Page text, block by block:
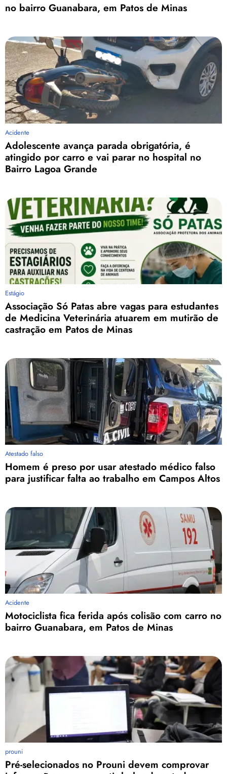
no bairro Guanabara, em Patos de Minas
Acidente
Adolescente avança parada obrigatória, é
atingido por carro e vai parar no hospital no
Bairro Lagoa Grande
Estágio
Associação Só Patas abre vagas para estudantes
de Medicina Veterinária atuarem em mutirão de
castração em Patos de Minas
Atestado falso
Homem é preso por usar atestado médico falso
para justificar falta ao trabalho em Campos Altos
Acidente
Motociclista fica ferida após colisão com carro no
bairro Guanabara, em Patos de Minas
prouni
Pré-selecionados no Prouni devem comprovar